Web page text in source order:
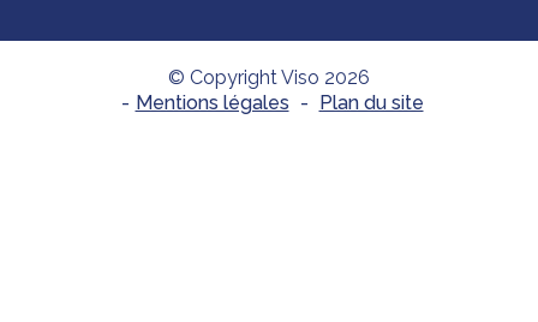
© Copyright Viso 2026
- Mentions légales - Plan du site